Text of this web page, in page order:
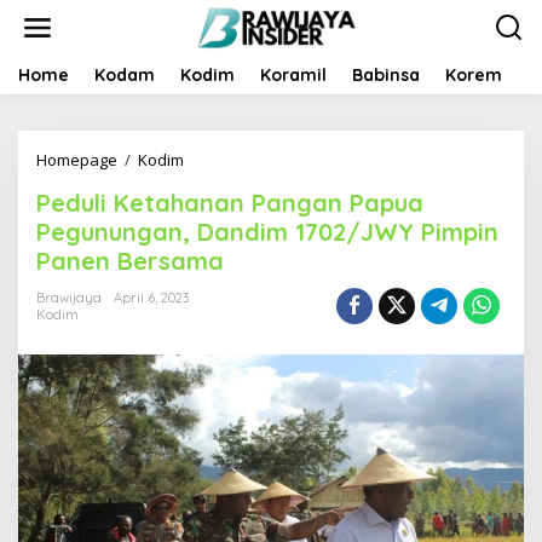
t
Home Kodam Kodim Koramil Babinsa Korem
Homepage / Kodim
d
l
i
K
a
h
a
n
a
n
P
a
n
Peduli Ketahanan Pangan Papua
Pegunungan, Dandim 1702/JWY Pimpin
Panen Bersama
Brawijaya
April 6, 2023
Kodim